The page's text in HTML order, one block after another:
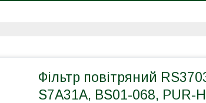
Фільтр повітряний
S7A31A, BS01-068, PUR-